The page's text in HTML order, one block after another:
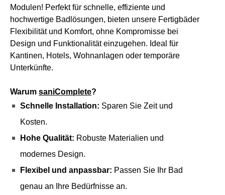
Modulen! Perfekt für schnelle, effiziente und
hochwertige Badlösungen, bieten unsere Fertigbäder
Flexibilität und Komfort, ohne Kompromisse bei
Design und Funktionalität einzugehen. Ideal für
Kantinen, Hotels, Wohnanlagen oder temporäre
Unterkünfte.
Warum saniComplete?
Schnelle Installation: Sparen Sie Zeit und
Kosten.
Hohe Qualität: Robuste Materialien und
modernes Design.
Flexibel und anpassbar: Passen Sie Ihr Bad
genau an Ihre Bedürfnisse an.